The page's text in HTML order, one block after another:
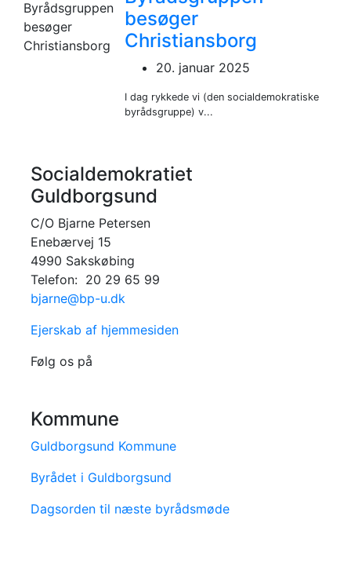
besøger
Christiansborg
20. januar 2025
I dag rykkede vi (den socialdemokratiske
byrådsgruppe) v...
Socialdemokratiet
Guldborgsund
C/O Bjarne Petersen
Enebærvej 15
4990 Sakskøbing
Telefon: 20 29 65 99
bjarne@bp-u.dk
Ejerskab af hjemmesiden
Følg os på
Kommune
Guldborgsund Kommune
Byrådet i Guldborgsund
Dagsorden til næste byrådsmøde